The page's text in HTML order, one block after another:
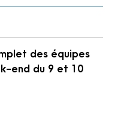
des équipes
end du 9 et 10